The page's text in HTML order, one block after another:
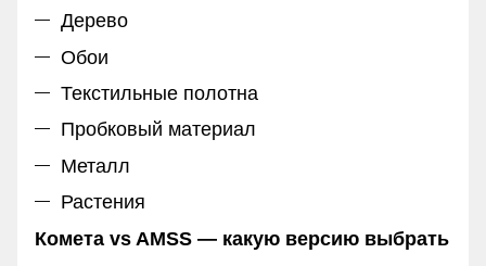
Дерево
Обои
Текстильные полотна
Пробковый материал
Металл
Растения
Комета vs AMSS — какую версию выбрать